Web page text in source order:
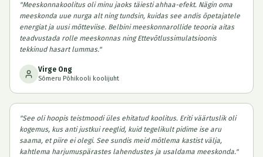
"Meeskonnakoolitus oli minu jaoks täiesti ahhaa-efekt. Nägin oma
meeskonda uue nurga alt ning tundsin, kuidas see andis õpetajatele
energiat ja uusi mõtteviise. Belbini meeskonnarollide teooria aitas
teadvustada rolle meeskonnas ning Ettevõtlussimulatsioonis
tekkinud hasart lummas."
Virge Ong
Sõmeru Põhikooli koolijuht
"See oli hoopis teistmoodi üles ehitatud koolitus. Eriti väärtuslik oli
kogemus, kus anti justkui reeglid, kuid tegelikult pidime ise aru
saama, et piire ei olegi. See sundis meid mõtlema kastist välja,
kahtlema harjumuspärastes lahendustes ja usaldama meeskonda."